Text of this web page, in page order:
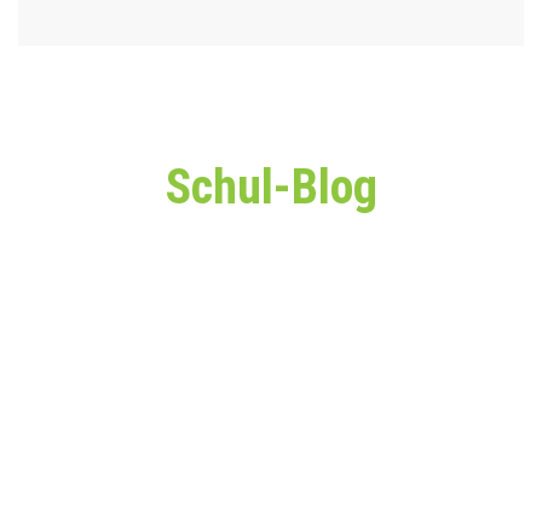
Schul-Blog